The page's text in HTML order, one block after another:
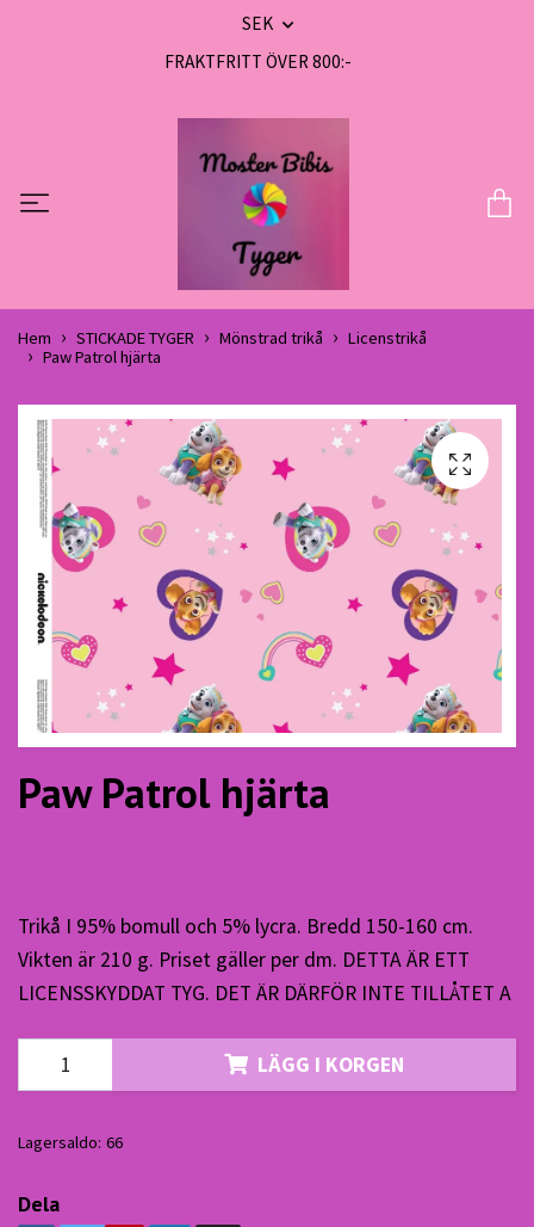
SEK
FRAKTFRITT ÖVER 800:-
Hem STICKADE TYGER Mönstrad trikå
Licenstrikå
Paw Patrol hjärta
Paw Patrol hjärta
Trikå I 95% bomull och 5% lycra. Bredd 150-160 cm.
Vikten är 210 g. Priset gäller per dm. DETTA ÄR ETT
LICENSSKYDDAT TYG. DET ÄR DÄRFÖR INTE TILLÅTET A
LÄGG I KORGEN
Lagersaldo: 66
Dela